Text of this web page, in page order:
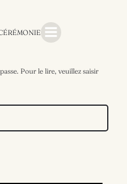
Pour le lire, veuillez saisir